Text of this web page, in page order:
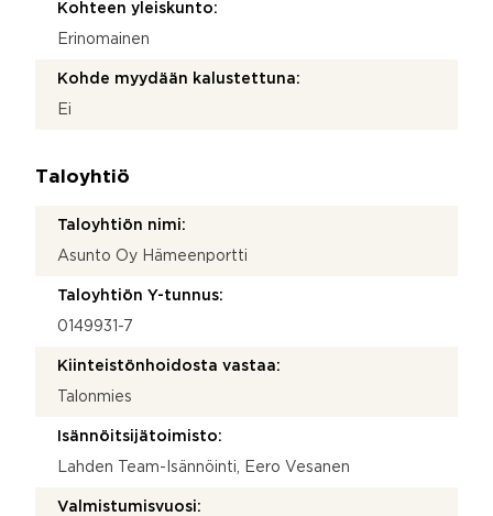
Kohteen yleiskunto:
Erinomainen
Kohde myydään kalustettuna:
Ei
Taloyhtiö
Taloyhtiön nimi:
Asunto Oy Hämeenportti
Taloyhtiön Y-tunnus:
0149931-7
Kiinteistönhoidosta vastaa:
Talonmies
Isännöitsijätoimisto:
Lahden Team-Isännöinti, Eero Vesanen
Valmistumisvuosi: